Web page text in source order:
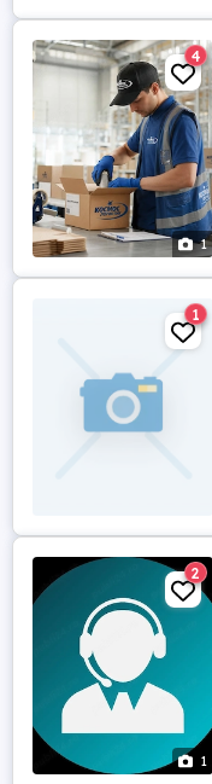
1
4
1
1
2